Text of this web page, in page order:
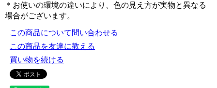
＊お使いの環境の違いにより、色の見え方が実物と異なる
場合がございます。
この商品について問い合わせる
この商品を友達に教える
買い物を続ける